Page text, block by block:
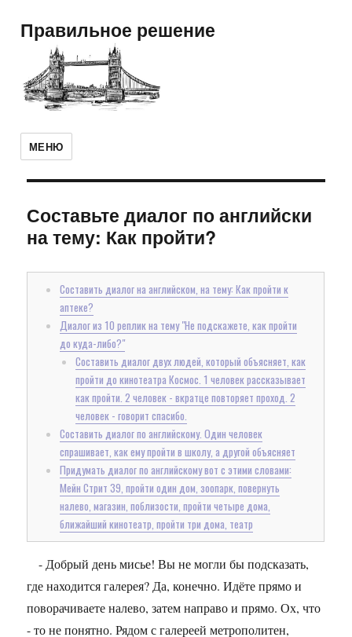
Правильное решение
МЕНЮ
Составьте диалог по английски
на тему: Как пройти?
Составить диалог на английском, на тему: Как пройти к
аптеке?
Диалог из 10 реплик на тему "Не подскажете, как пройти
до куда-либо?"
Составить диалог двух людей, который объясняет, как
пройти до кинотеатра Космос. 1 человек рассказывает
как пройти. 2 человек - вкратце повторяет проход. 2
человек - говорит спасибо.
Составить диалог по английскому. Один человек
спрашивает, как ему пройти в школу, а другой объясняет
Придумать диалог по английскому вот с этими словами:
Мейн Стрит 39, пройти один дом, зоопарк, повернуть
налево, магазин, поблизости, пройти четыре дома,
ближайший кинотеатр, пройти три дома, театр
- Добрый день мисье! Вы не могли бы подсказать,
где находится галерея? Да, конечно. Идёте прямо и
поворачиваете налево, затем направо и прямо. Ох, что
- то не понятно. Рядом с галереей метрополитен,